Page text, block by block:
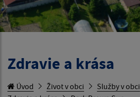
Zdravie a krása
Úvod Život v obci
Služby v obci